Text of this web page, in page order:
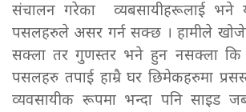
संचालन गरेका व्यबसायीहरूलाई भने
पसलहरुले असर गर्न सक्छ । हामीले
सक्ला तर गुणस्तर भने हुन नसक्ला
पसलहरु तपाई हाम्रै घर छिमेकहरुमा
व्यवसायीक रूपमा भन्दा पनि साइड